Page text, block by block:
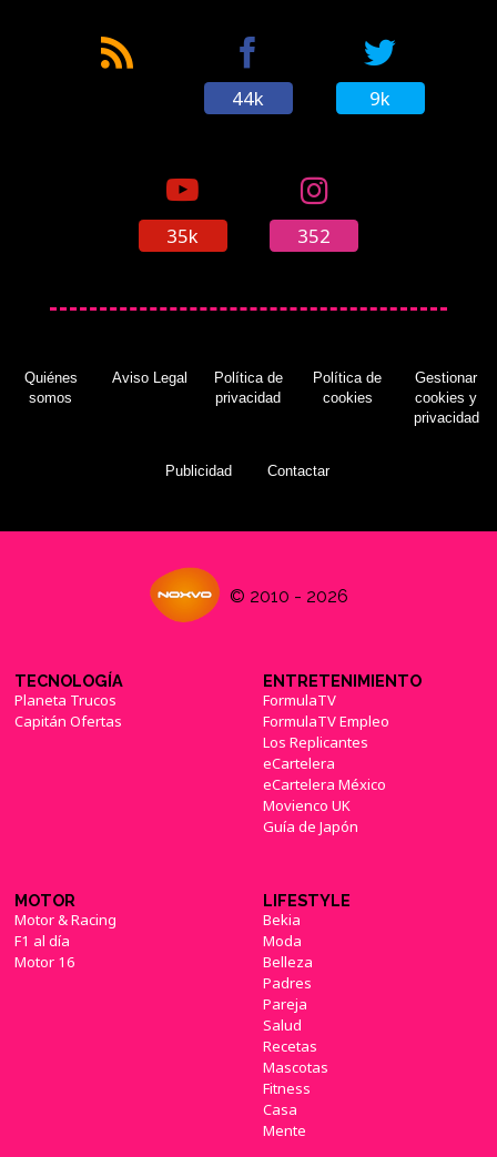
44k 9k
35k 352
Quiénes
somos
Aviso Legal
Política de
privacidad
Política de
cookies
Gestionar
cookies y
privacidad
Publicidad Contactar
© 2010 - 2026
TECNOLOGÍA
Planeta Trucos
Capitán Ofertas
ENTRETENIMIENTO
FormulaTV
FormulaTV Empleo
Los Replicantes
eCartelera
eCartelera México
Movienco UK
Guía de Japón
MOTOR
Motor & Racing
F1 al día
Motor 16
LIFESTYLE
Bekia
Moda
Belleza
Padres
Pareja
Salud
Recetas
Mascotas
Fitness
Casa
Mente